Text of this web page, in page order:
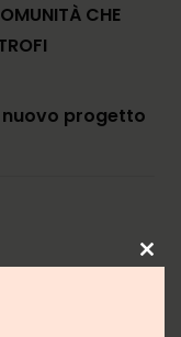
CHE
nuovo progetto